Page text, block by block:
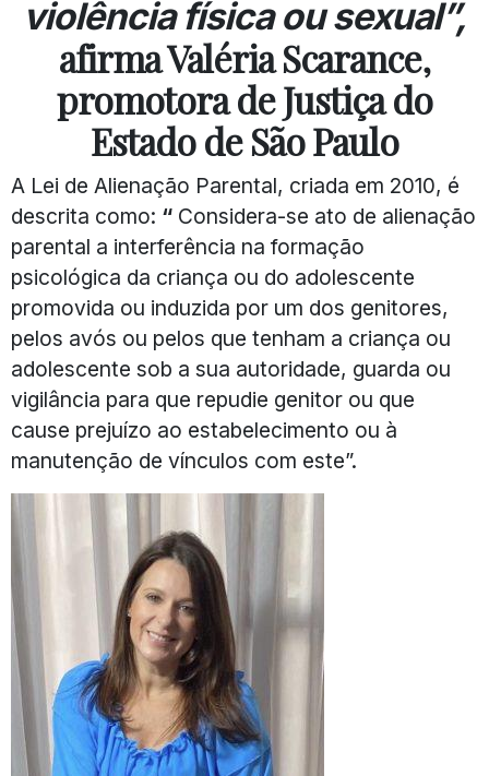
violência física ou sexual”,
afirma Valéria Scarance,
promotora de Justiça do
Estado de São Paulo
A Lei de Alienação Parental, criada em 2010, é
descrita como: “ Considera-se ato de alienação
parental a interferência na formação
psicológica da criança ou do adolescente
promovida ou induzida por um dos genitores,
pelos avós ou pelos que tenham a criança ou
adolescente sob a sua autoridade, guarda ou
vigilância para que repudie genitor ou que
cause prejuízo ao estabelecimento ou à
manutenção de vínculos com este”.